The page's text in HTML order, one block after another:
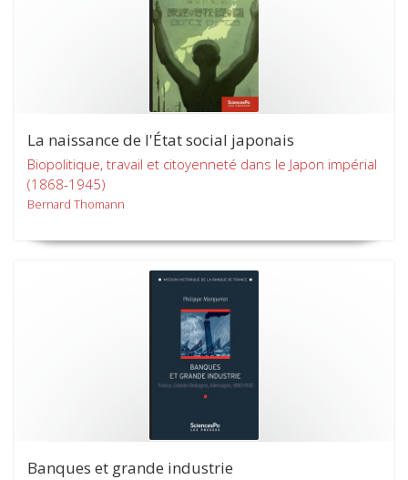
La naissance de l'État social japonais
Biopolitique, travail et citoyenneté dans le Japon impérial
(1868-1945)
Bernard Thomann
Banques et grande industrie